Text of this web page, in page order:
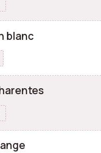
blanc